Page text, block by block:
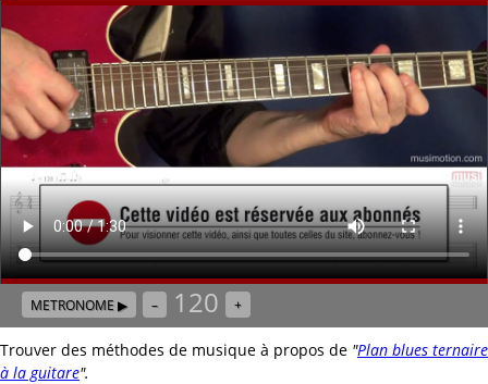
METRONOME ▶ – 120 +
Trouver des méthodes de musique à propos de "Plan blues ternaire
à la guitare".